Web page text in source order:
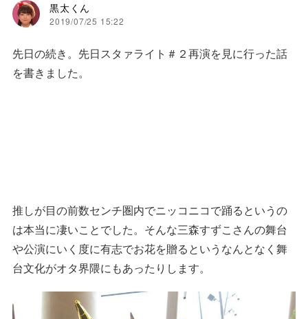
黒太くん
2019/07/25 15:22
先日の続き。先日スタァライト＃２再演を見に行った話
を書きました。
推しが目の前数センチ圏内でニッコニコで踊るというの
は本当に凄いことでした。そんな三森すずこさんの舞台
や公演にいく度に有志でお花を贈るというなんとなく舞
台文化がオタ界隈にもあったりします。